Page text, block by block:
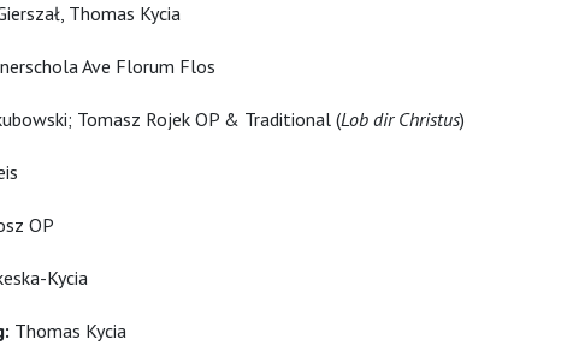
Thomas Kycia
Ave Florum Flos
Tomasz Rojek OP & Traditional (Lob dir Christus)
OP
Kycia
Thomas Kycia